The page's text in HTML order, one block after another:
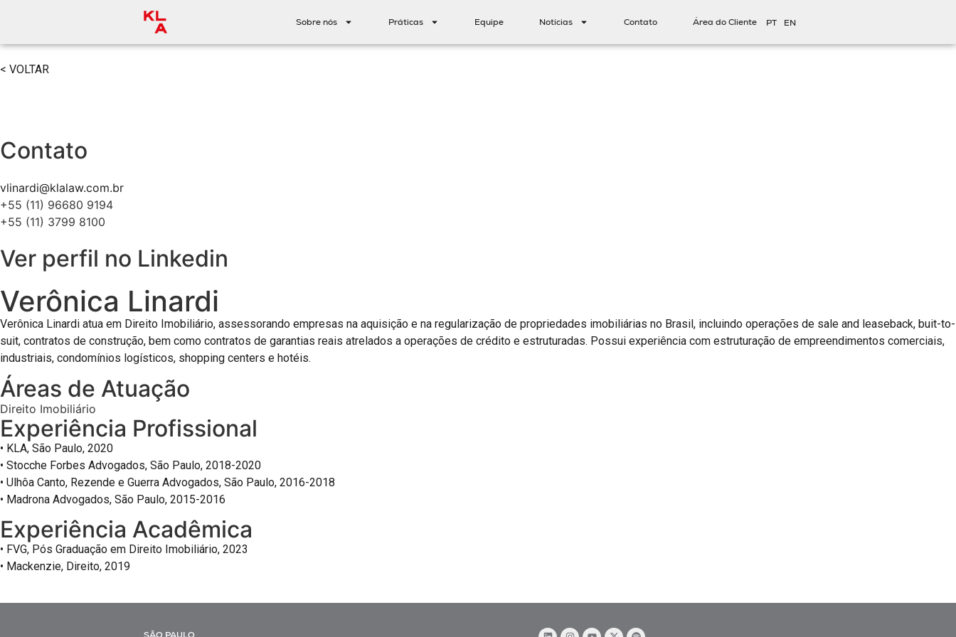
Sobre nós Práticas Equipe Notícias Contato Área do Cliente PT EN
< VOLTAR
Contato
vlinardi@klalaw.com.br
+55 (11) 96680 9194
+55 (11) 3799 8100
Ver perfil no Linkedin
Verônica Linardi
Verônica Linardi atua em Direito Imobiliário, assessorando empresas na aquisição e na regularização de propriedades imobiliárias no Brasil, incluindo operações de sale and leaseback, buit-to-
suit, contratos de construção, bem como contratos de garantias reais atrelados a operações de crédito e estruturadas. Possui experiência com estruturação de empreendimentos comerciais,
industriais, condomínios logísticos, shopping centers e hotéis.
Áreas de Atuação
Direito Imobiliário
Experiência Profissional
• KLA, São Paulo, 2020
• Stocche Forbes Advogados, São Paulo, 2018-2020
• Ulhôa Canto, Rezende e Guerra Advogados, São Paulo, 2016-2018
• Madrona Advogados, São Paulo, 2015-2016
Experiência Acadêmica
• FVG, Pós Graduação em Direito Imobiliário, 2023
• Mackenzie, Direito, 2019
SÃO PAULO